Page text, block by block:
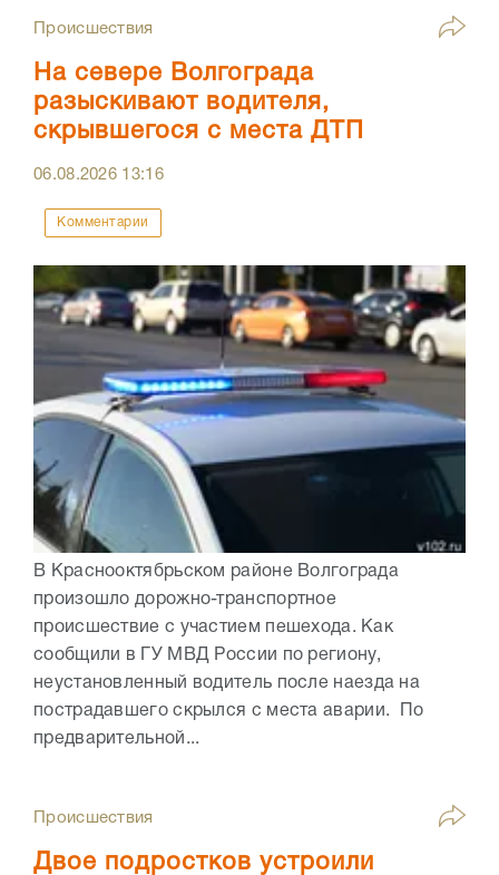
Происшествия
На севере Волгограда
разыскивают водителя,
скрывшегося с места ДТП
06.08.2026 13:16
Комментарии
В Краснооктябрьском районе Волгограда
произошло дорожно-транспортное
происшествие с участием пешехода. Как
сообщили в ГУ МВД России по региону,
неустановленный водитель после наезда на
пострадавшего скрылся с места аварии. По
предварительной...
Происшествия
Двое подростков устроили